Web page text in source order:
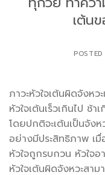
เต้น
POSTED
ภาวะหัวใจเต้นผิดจังห
หัวใจเต้นเร็วเกินไป ช้
โดยปกติจะเต้นเป็นจัง
อย่างมีประสิทธิภาพ
หัวใจถูกรบกวน หัวใจ
หัวใจเต้นผิดจังหวะสา